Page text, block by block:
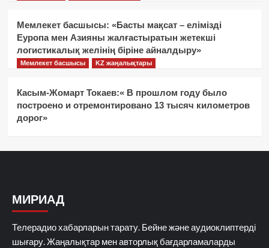
Мемлекет басшысы: «Басты мақсат – елімізді
Еуропа мен Азияны жалғастыратын жетекші
логистикалық желінің біріне айналдыру»
Мемлекет басшысы KZ жаңалықтары
Касым-Жомарт Токаев:« В прошлом году было
построено и отремонтировано 13 тысяч километров
дорог»
МИРИАД
Телерадио хабарларын тарату. Бейне және аудиоклиптерді
шығару. Жаңалықтар мен авторлық бағдарламаларды